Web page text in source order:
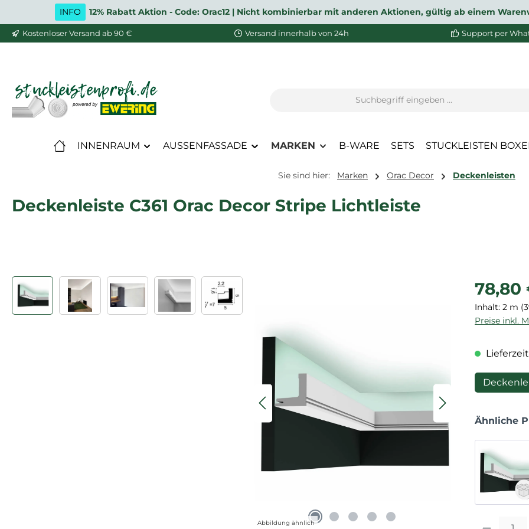
Hauptinhalt springen
Zur Suche springen
Zur Hauptnavigation springen
INFO 12% Rabatt Aktion - Code: Orac12 | Nicht kombinierbar mit anderen Aktionen, gültig ab einem
Kostenloser Versand ab 90 € Versand innerhalb von 24h Support per
INNENRAUM AUSSENFASSADE MARKEN B-WARE SETS STUCKLEISTEN
Sie sind hier: Marken Orac Decor Deckenleisten
Deckenleiste C361 Orac Decor Stripe Lichtleiste
Bildergalerie überspringen
Abbildung ähnlich
Regulärer
78,80
Inhalt: 2 m
Preise inkl.
Ähnliche
Produkt